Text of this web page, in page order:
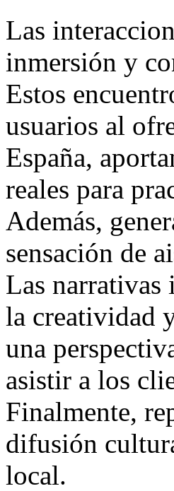
Las
inmersión y
Estos
usuarios al
España,
reales para
Además,
sensación de
Las narrativas
la creatividad
una
asistir a los
Finalmente,
difusión
local.